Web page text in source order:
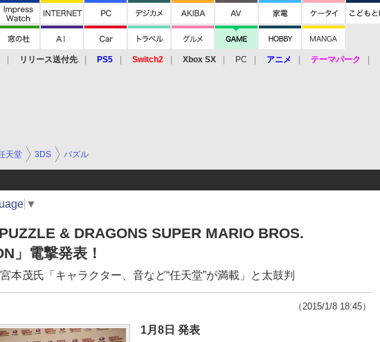
リリース送付先 PS5 Switch2 Xbox SX PC アニメ テーマパーク
天堂 3DS パズル
▼
& DRAGONS SUPER MARIO BROS.
」電撃発表！
本茂氏「キャラクター、音など“任天堂”が満載」と太鼓判
（2015/1/8 18:45）
1月8日 発表